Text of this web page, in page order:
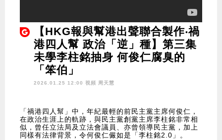
【HKG報與幫港出聲聯合製作‧禍
港四人幫 政治「逆」種】第三集
未學李柱銘抽身 何俊仁腐臭的
「笨伯」
2026.01.25 12:00 視頻 周天慧
「禍港四人幫」中，年紀最輕的前民主黨主席何俊仁，
在政治生涯上的軌跡，與民主黨創黨主席李柱銘非常相
似，曾任立法局及立法會議員、亦曾領導民主黨，加上
同樣有法律背景，令何俊仁儼如是「李柱銘2.0」。